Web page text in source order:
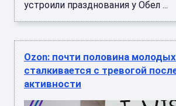
устроили празднования у Обел ...
Ozon: почти половина
сталкивается с тревогой
активности